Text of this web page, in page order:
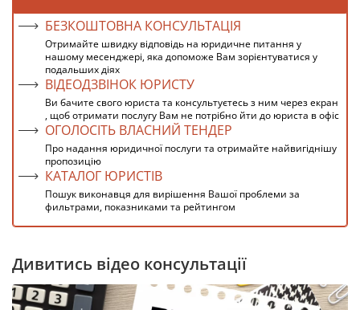
БЕЗКОШТОВНА КОНСУЛЬТАЦІЯ
Отримайте швидку відповідь на юридичне питання у
нашому месенджері, яка допоможе Вам зорієнтуватися у
подальших діях
ВІДЕОДЗВІНОК ЮРИСТУ
Ви бачите свого юриста та консультуєтесь з ним через екран
, щоб отримати послугу Вам не потрібно йти до юриста в офіс
ОГОЛОСІТЬ ВЛАСНИЙ ТЕНДЕР
Про надання юридичної послуги та отримайте найвигіднішу
пропозицію
КАТАЛОГ ЮРИСТІВ
Пошук виконавця для вирішення Вашої проблеми за
фильтрами, показниками та рейтингом
Дивитись відео консультації